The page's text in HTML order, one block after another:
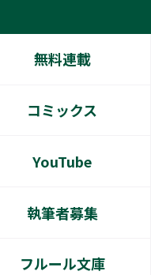
無料連載
コミックス
YouTube
執筆者募集
フルール文庫